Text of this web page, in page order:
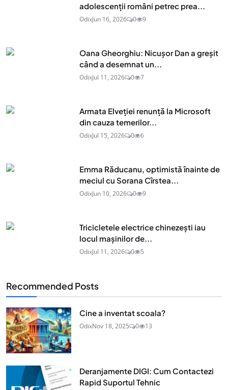
adolescenţii români petrec prea...
OdixJun 16, 2026 0 9
Oana Gheorghiu: Nicușor Dan a greșit
când a desemnat un...
OdixJul 11, 2026 0 7
Armata Elveției renunță la Microsoft
din cauza temerilor...
OdixJul 15, 2026 0 6
Emma Răducanu, optimistă înainte de
meciul cu Sorana Cîrstea...
OdixJun 10, 2026 0 9
Tricicletele electrice chinezești iau
locul mașinilor de...
OdixJul 11, 2026 0 5
Recommended Posts
Cine a inventat scoala?
OdixNov 18, 2025 0 13
Deranjamente DIGI: Cum Contactezi
Rapid Suportul Tehnic